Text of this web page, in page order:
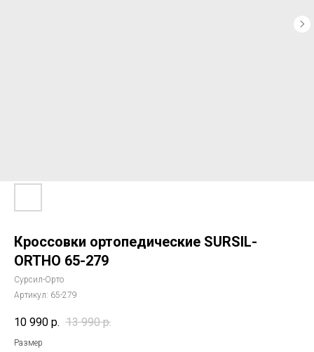
Кроссовки ортопедические SURSIL-
ORTHO 65-279
Сурсил-Орто
Артикул: 65-279
10 990 р. 13 990 р.
Размер